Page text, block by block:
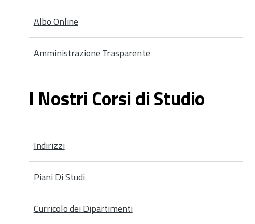
Albo Online
Amministrazione Trasparente
I Nostri Corsi di Studio
Indirizzi
Piani Di Studi
Curricolo dei Dipartimenti